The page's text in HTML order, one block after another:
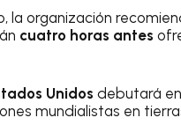
la organización
cuatro horas antes
Unidos debutará
mundialistas en